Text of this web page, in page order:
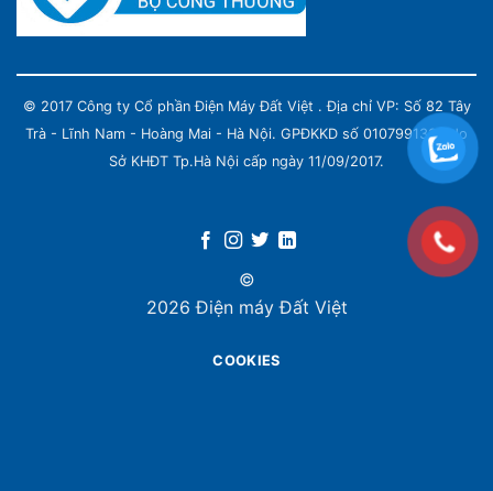
© 2017 Công ty Cổ phần Điện Máy Đất Việt . Địa chỉ VP: Số 82 Tây
Trà - Lĩnh Nam - Hoàng Mai - Hà Nội. GPĐKKD số 0107991339 do
Sở KHĐT Tp.Hà Nội cấp ngày 11/09/2017.
©
2026 Điện máy Đất Việt
COOKIES